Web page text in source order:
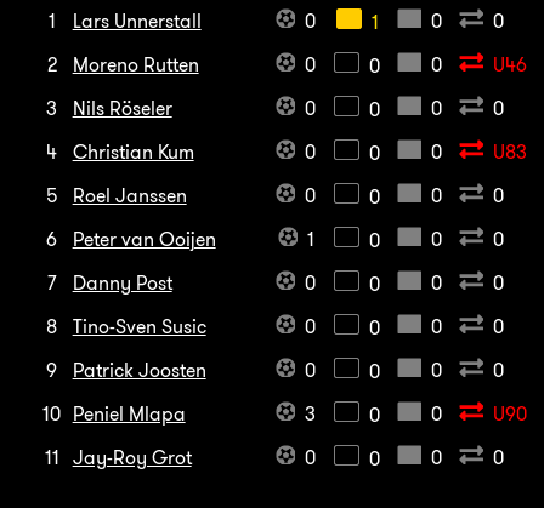
1 Lars Unnerstall 0 1 0
0
2
Moreno Rutten 0 0 0
U46
3
Nils Röseler 0 0 0
0
4
Christian Kum 0 0 0
U83
5
Roel Janssen 0 0 0
0
6
Peter van Ooijen 1 0 0
0
7
Danny Post 0 0 0
0
8
Tino-Sven Susic 0 0 0
0
9
Patrick Joosten 0 0 0
0
10 Peniel Mlapa 3 0 0
U90
11
Jay-Roy Grot 0 0 0 0